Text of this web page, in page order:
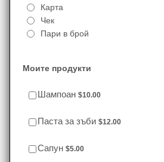
Карта
Чек
Пари в брой
Моите продукти
Шампоан $10.00
$10.00
Паста за зъби $12.00
$12.00
Сапун $5.00
$5.00